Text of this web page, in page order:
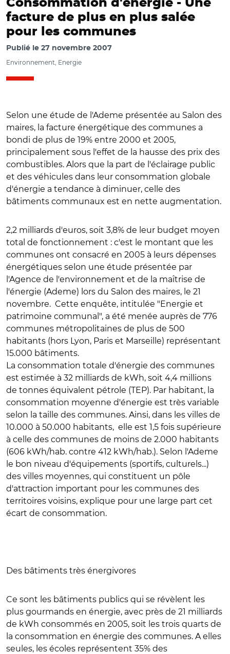
Consommation d'énergie - Une
facture de plus en plus salée
pour les communes
Publié le 27 novembre 2007
Environnement, Energie
Selon une étude de l'Ademe présentée au Salon des
maires, la facture énergétique des communes a
bondi de plus de 19% entre 2000 et 2005,
principalement sous l'effet de la hausse des prix des
combustibles. Alors que la part de l'éclairage public
et des véhicules dans leur consommation globale
d'énergie a tendance à diminuer, celle des
bâtiments communaux est en nette augmentation.
2,2 milliards d'euros, soit 3,8% de leur budget moyen
total de fonctionnement : c'est le montant que les
communes ont consacré en 2005 à leurs dépenses
énergétiques selon une étude présentée par
l'Agence de l'environnement et de la maîtrise de
l'énergie (Ademe) lors du Salon des maires, le 21
novembre. Cette enquête, intitulée "Energie et
patrimoine communal", a été menée auprès de 776
communes métropolitaines de plus de 500
habitants (hors Lyon, Paris et Marseille) représentant
15.000 bâtiments.
La consommation totale d'énergie des communes
est estimée à 32 milliards de kWh, soit 4,4 millions
de tonnes équivalent pétrole (TEP). Par habitant, la
consommation moyenne d'énergie est très variable
selon la taille des communes. Ainsi, dans les villes de
10.000 à 50.000 habitants, elle est 1,5 fois supérieure
à celle des communes de moins de 2.000 habitants
(606 kWh/hab. contre 412 kWh/hab.). Selon l'Ademe
le bon niveau d'équipements (sportifs, culturels...)
des villes moyennes, qui constituent un pôle
d'attraction important pour les communes des
territoires voisins, explique pour une large part cet
écart de consommation.
Des bâtiments très énergivores
Ce sont les bâtiments publics qui se révèlent les
plus gourmands en énergie, avec près de 21 milliards
de kWh consommés en 2005, soit les trois quarts de
la consommation en énergie des communes. A elles
seules, les écoles représentent 35% des